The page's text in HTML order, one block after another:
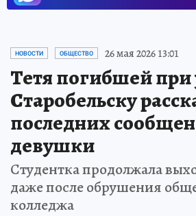
НОВОСТИ ОБЩЕСТВО 26 мая 2026 13:01
Тетя погибшей при
Старобельску
последних
девушки
Студентка продолжала
даже после обрушения
колледжа